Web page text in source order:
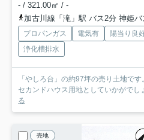
- / 321.00㎡ / -
加古川線「滝」駅 バス2分 神姫バ
プロパンガス 電気有 陽当り良
浄化槽排水
「やしろ台」の約97坪の売り土地で
セカンドハウス用地としていかがで
る
売地